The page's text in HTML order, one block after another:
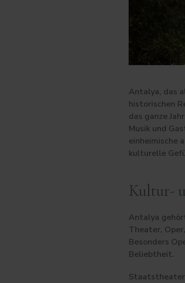
Antalya, das
historischen
das ganze
Musik und
einheimische
kulturelle
Kultur-
Antalya
Theater,
Besonders
Beliebtheit.